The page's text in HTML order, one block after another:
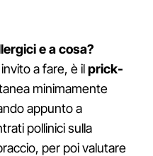
e a cosa?
a fare, è ilprick-
minimamente
appunto a
pollinici sulla
per poi valutare